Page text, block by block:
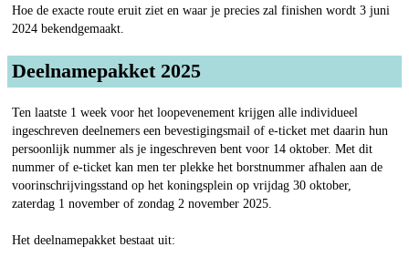
Hoe de exacte route eruit ziet en waar je precies zal finishen wordt 3 juni
2024 bekendgemaakt.
Deelnamepakket 2025
Ten laatste 1 week voor het loopevenement krijgen alle individueel
ingeschreven deelnemers een bevestigingsmail of e-ticket met daarin hun
persoonlijk nummer als je ingeschreven bent voor 14 oktober. Met dit
nummer of e-ticket kan men ter plekke het borstnummer afhalen aan de
voorinschrijvingsstand op het koningsplein op vrijdag 30 oktober,
zaterdag 1 november of zondag 2 november 2025.
Het deelnamepakket bestaat uit: